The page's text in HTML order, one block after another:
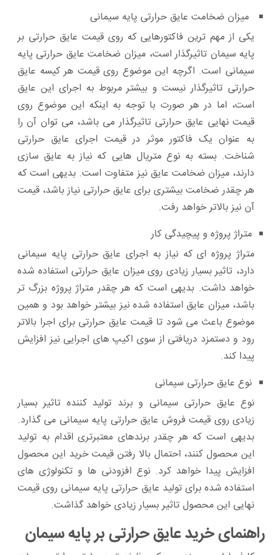
میزان ضخامت عایق حرارتی پایه سیمانی
یکی از مهم ترین فاکتورهایی که روی قیمت عایق حرارتی بر
پایه سیمان تاثیرگذار است، میزان ضخامت عایق حرارتی پایه
سیمانی است. اگرچه این موضوع روی قیمت هر کیسه عایق
حرارتی تاثیرگذار نیست و بیشتر مربوط به اجرای این عایق
است، اما در هر صورت با توجه به اینکه این موضوع روی
قیمت نهایی عایق حرارتی تاثیرگذار می باشد، می توان آن را
به عنوان یک فاکتور موثر در قیمت اجرای عایق حرارتی
شناخت. بسته به نوع متریال هایی که نیاز به عایق سازی
دارند، میزان ضخامت عایق نیز متفاوت است. بدیهی است که
هر چقدر ضخامت بیشتری برای عایق حرارتی نیاز باشد، قیمت
آن نیز بالاتر خواهد رفت.
متراژ پروژه و پیچیدگی کار
متراژ پروژه ای که نیاز به اجرای عایق حرارتی پایه سیمانی
دارد، تاثیر بسیار زیادی روی میزان عایق حرارتی استفاده شده
خواهد داشت. بدیهی است که هر چقدر متراژ پروژه بزرگ تر
باشد، میزان عایق استفاده شده نیز بیشتر خواهد بود و همین
موضوع باعث می شود تا قیمت عایق حرارتی برای اجرا بالاتر
رود و دستمزد دریافتی از سوی اکیپ های اجرایی نیز افزایش
پیدا کند.
نوع عایق حرارتی سیمانی
نوع عایق حرارتی سیمانی و برند تولید کننده تاثیر بسیار
زیادی روی قیمت فروش عایق حرارتی پایه سیمانی می گذارد.
بدیهی است که هر چقدر برندهای معتبرتری اقدام به تولید
این محصول کنند، احتمال بالا رفتن قیمت خرید این محصول
افزایش پیدا خواهد کرد. نوع افزودنی ها و تکنولوژی های
استفاده شده برای تولید عایق حرارتی پایه سیمانی روی قیمت
نهایی این محصول تاثیر بسیار زیادی خواهد گذاشت.
راهنمای خرید عایق حرارتی بر پایه سیمان